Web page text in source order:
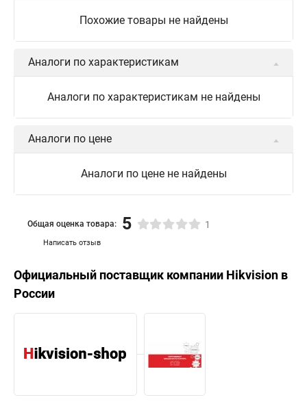
Похожие товары не найдены
Аналоги по характеристикам
Аналоги по характеристикам не найдены
Аналоги по цене
Аналоги по цене не найдены
Написать отзыв
Общая оценка товара: 5 1
Официальный поставщик компании Hikvision в
России